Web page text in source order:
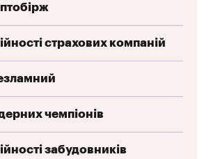
страхових компаній
чемпіонів
забудовників